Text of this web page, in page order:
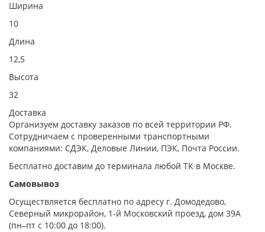
Ширина
10
Длина
12,5
Высота
32
Доставка
Организуем доставку заказов по всей территории РФ.
Сотрудничаем с проверенными транспортными
компаниями: СДЭК, Деловые Линии, ПЭК, Почта России.
Бесплатно доставим до терминала любой ТК в Москве.
Самовывоз
Осуществляется бесплатно по адресу г. Домодедово,
Северный микрорайон, 1-й Московский проезд, дом 39А
(пн–пт с 10:00 до 18:00).